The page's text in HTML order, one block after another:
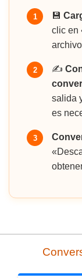
1 💾
clic en
2 ✍️
salida
es
3